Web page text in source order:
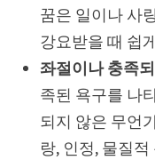
꿈은 일이나 사
강요받을 때 쉽
좌절이나 충족
족된 욕구를 나
되지 않은 무언
랑, 인정, 물질